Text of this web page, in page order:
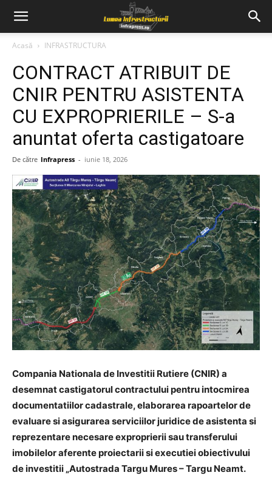
Acasă INFRASTRUCTURA
CONTRACT ATRIBUIT DE
CNIR PENTRU ASISTENTA
CU EXPROPRIERILE – S-a
anuntat oferta castigatoare
De către Infrapress - iunie 18, 2026
Compania Nationala de Investitii Rutiere (CNIR) a
desemnat castigatorul contractului pentru intocmirea
documentatiilor cadastrale, elaborarea rapoartelor de
evaluare si asigurarea serviciilor juridice de asistenta si
reprezentare necesare exproprierii sau transferului
imobilelor aferente proiectarii si executiei obiectivului
de investitii „Autostrada Targu Mures – Targu Neamt.